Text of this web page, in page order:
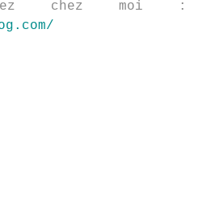
chez moi :